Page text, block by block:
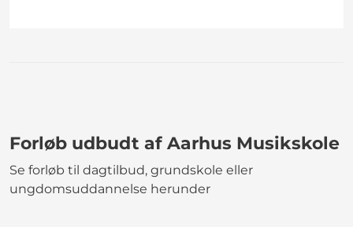
Forløb udbudt af Aarhus Musikskole
Se forløb til dagtilbud, grundskole eller
ungdomsuddannelse herunder